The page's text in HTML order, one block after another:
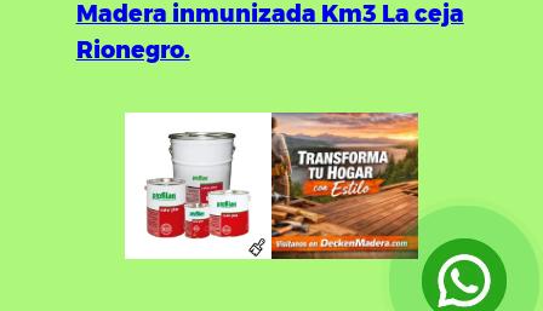
Madera inmunizada Km3 La ceja
Rionegro.